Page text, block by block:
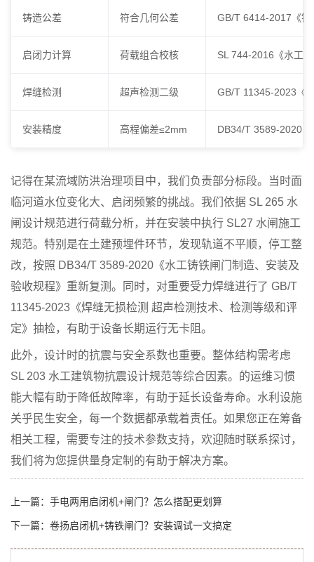
铸造公差 符合几何公差 GB/T 6414-2017《铸
启闭力计算 荷载组合校核 SL 744-2016《水工
焊缝检测 超声检测二级 GB/T 11345-2023《
安装精度 高程偏差≤2mm DB34/T 3589-2020
记得在某流域防洪治理项目中，我们负责部分标段。当时面
临河道水位变化大、启闭频繁的挑战。我们依据 SL 265 水
闸设计规范进行荷载分析，并在安装中执行 SL27 水闸施工
规范。特别是在土建预埋件环节，发现轨道不平顺，停工整
改，按照 DB34/T 3589-2020《水工铸铁闸门制造、安装及
验收规程》重新复测。同时，对重要受力焊缝进行了 GB/T
11345-2023《焊缝无损检测 超声检测技术、检测等级和评
定》抽检，有助于设备长期运行无卡阻。
此外，设计时的抗震与安全系数也重要。整体结构需考虑
SL 203 水工建筑物抗震设计规范等综合因素。的运维习惯
能大幅有助于降低故障率，有助于延长设备寿命。水利设施
关乎民生安全，每一个数据都承载着责任。如果您正在筹备
相关工程，需要专注的技术参数支持，欢迎随时联系探讨，
我们将为您提供量身定制的有助于解决方案。
上一篇： 手电两用启闭机+闸门？怎么搭配更划算
下一篇： 卷扬启闭机+铸铁闸门？安装调试一文搞定